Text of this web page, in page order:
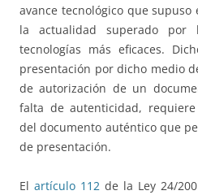
avance tecnológico que
la actualidad superado por
tecnologías más eficaces.
presentación por dicho medio
de autorización de un
falta de autenticidad,
del documento auténtico que
de presentación.
El artículo 112 de la Ley 24/